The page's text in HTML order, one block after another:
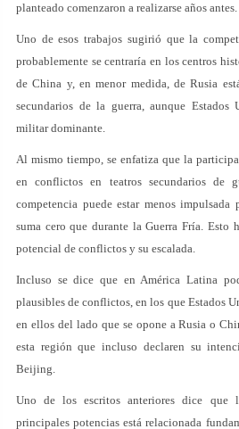
planteado comenzaron a realizarse años antes.
Uno de esos trabajos sugirió que la
probablemente se centraría en los centros
de China y, en menor medida, de Rusia
secundarios de la guerra, aunque
militar dominante.
Al mismo tiempo, se enfatiza que la
en conflictos en teatros secundarios de
competencia puede estar menos
suma cero que durante la Guerra Fría. Esto
potencial de conflictos y su escalada.
Incluso se dice que en América Latina
plausibles de conflictos, en los que Estados
en ellos del lado que se opone a Rusia o
esta región que incluso declaren su
Beijing.
Uno de los escritos anteriores dice que
principales potencias está relacionada